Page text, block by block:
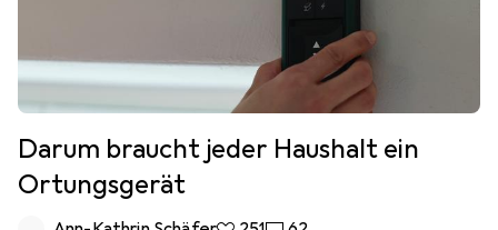
Darum braucht jeder Haushalt ein
Ortungsgerät